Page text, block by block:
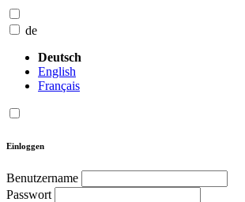
de
Deutsch
English
Français
Einloggen
Benutzername
Passwort